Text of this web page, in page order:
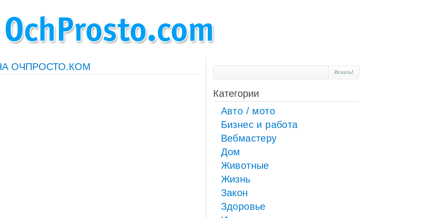
ОЧПРОСТО.КОМ
Категории
Авто / мото
Бизнес и работа
Вебмастеру
Дом
Животные
Жизнь
Закон
Здоровье